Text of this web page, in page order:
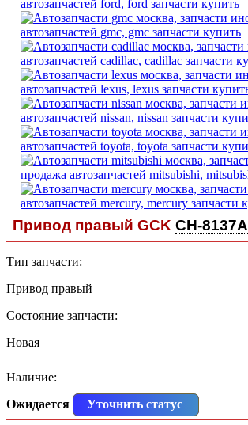
Привод правый GCK CH-8137A
Тип запчасти:
Привод правый
Состояние запчасти:
Новая
Наличие:
Ожидается
Уточнить статус